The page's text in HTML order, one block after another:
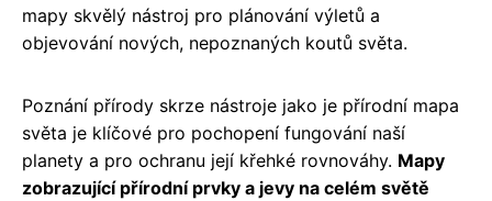
mapy skvělý nástroj pro plánování výletů a
objevování nových, nepoznaných koutů světa.
Poznání přírody skrze nástroje jako je přírodní mapa
světa je klíčové pro pochopení fungování naší
planety a pro ochranu její křehké rovnováhy. Mapy
zobrazující přírodní prvky a jevy na celém světě